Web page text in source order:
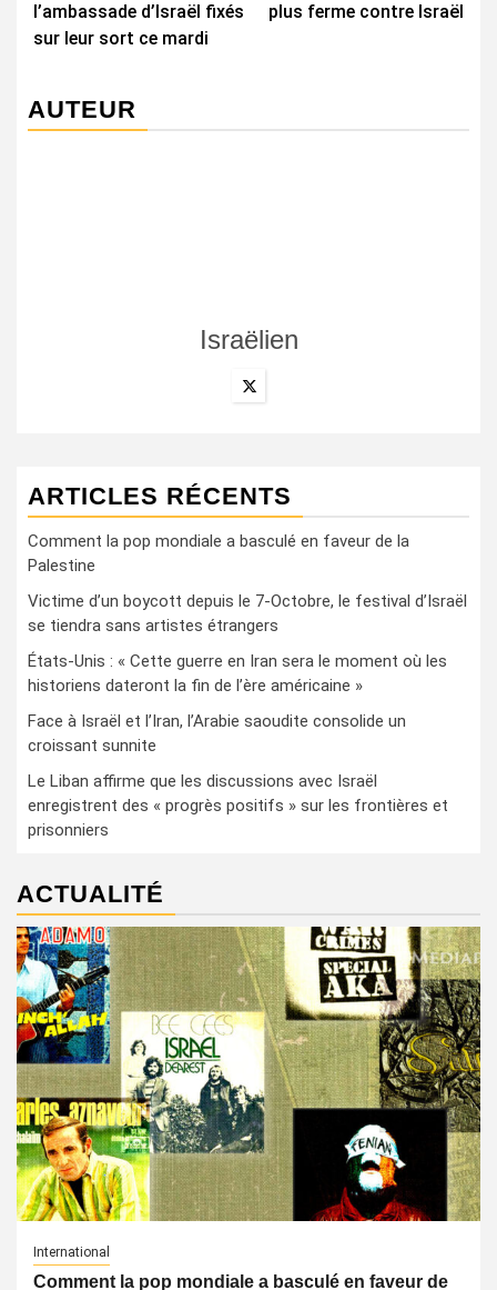
l’ambassade d’Israël fixés
sur leur sort ce mardi
plus ferme contre Israël
AUTEUR
Israëlien
ARTICLES RÉCENTS
Comment la pop mondiale a basculé en faveur de la
Palestine
Victime d’un boycott depuis le 7-Octobre, le festival d’Israël
se tiendra sans artistes étrangers
États-Unis : « Cette guerre en Iran sera le moment où les
historiens dateront la fin de l’ère américaine »
Face à Israël et l’Iran, l’Arabie saoudite consolide un
croissant sunnite
Le Liban affirme que les discussions avec Israël
enregistrent des « progrès positifs » sur les frontières et
prisonniers
ACTUALITÉ
International
Comment la pop mondiale a basculé en faveur de